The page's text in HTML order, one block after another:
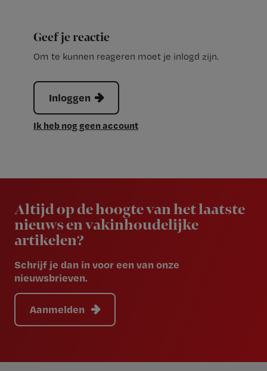
Geef je reactie
Om te kunnen reageren moet je inlogd zijn.
Inloggen
Ik heb nog geen account
Altijd op de hoogte van het laatste
nieuws en vakinhoudelijke
artikelen?
Schrijf je dan in voor een van onze
nieuwsbrieven.
Aanmelden